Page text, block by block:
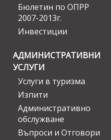
Бюлетин по ОПРР
2007-2013г.
Инвестиции
АДМИНИСТРАТИВНИ
УСЛУГИ
Услуги в туризма
Изпити
Административно
обслужване
Въпроси и Отговори